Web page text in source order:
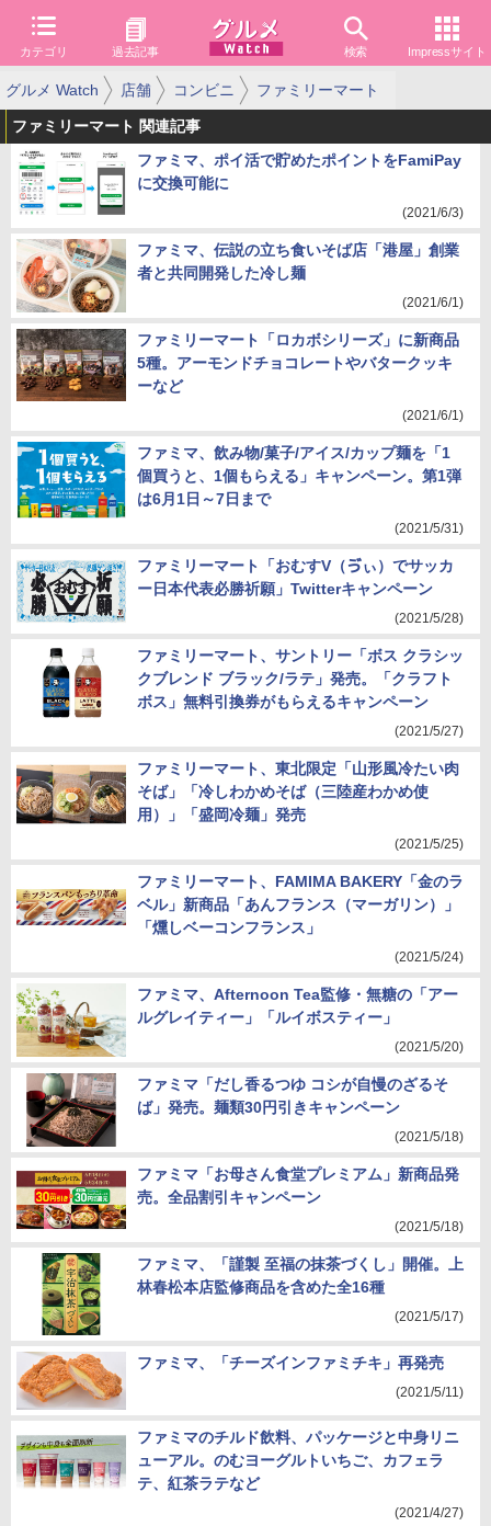
カテゴリ 過去記事 検索 Impressサイト
グルメ Watch 店舗 コンビニ ファミリーマート
ファミリーマート 関連記事
ファミマ、ポイ活で貯めたポイントをFamiPay
に交換可能に
(2021/6/3)
ファミマ、伝説の立ち食いそば店「港屋」創業
者と共同開発した冷し麺
(2021/6/1)
ファミリーマート「ロカボシリーズ」に新商品
5種。アーモンドチョコレートやバタークッキ
ーなど
(2021/6/1)
ファミマ、飲み物/菓子/アイス/カップ麺を「1
個買うと、1個もらえる」キャンペーン。第1弾
は6月1日～7日まで
(2021/5/31)
ファミリーマート「おむすV（ゔぃ）でサッカ
ー日本代表必勝祈願」Twitterキャンペーン
(2021/5/28)
ファミリーマート、サントリー「ボス クラシッ
クブレンド ブラック/ラテ」発売。「クラフト
ボス」無料引換券がもらえるキャンペーン
(2021/5/27)
ファミリーマート、東北限定「山形風冷たい肉
そば」「冷しわかめそば（三陸産わかめ使
用）」「盛岡冷麺」発売
(2021/5/25)
ファミリーマート、FAMIMA BAKERY「金のラ
ベル」新商品「あんフランス（マーガリン）」
「燻しベーコンフランス」
(2021/5/24)
ファミマ、Afternoon Tea監修・無糖の「アー
ルグレイティー」「ルイボスティー」
(2021/5/20)
ファミマ「だし香るつゆ コシが自慢のざるそ
ば」発売。麺類30円引きキャンペーン
(2021/5/18)
ファミマ「お母さん食堂プレミアム」新商品発
売。全品割引キャンペーン
(2021/5/18)
ファミマ、「謹製 至福の抹茶づくし」開催。上
林春松本店監修商品を含めた全16種
(2021/5/17)
ファミマ、「チーズインファミチキ」再発売
(2021/5/11)
ファミマのチルド飲料、パッケージと中身リニ
ューアル。のむヨーグルトいちご、カフェラ
テ、紅茶ラテなど
(2021/4/27)